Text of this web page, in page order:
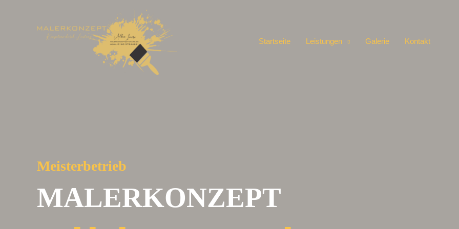
Startseite Leistungen Galerie Kontakt
Meisterbetrieb
MALERKONZEPT